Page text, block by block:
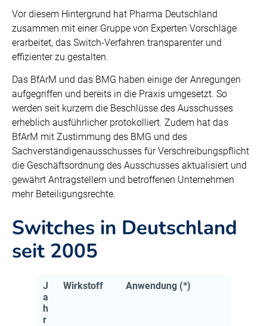
Vor diesem Hintergrund hat Pharma Deutschland
zusammen mit einer Gruppe von Experten Vorschläge
erarbeitet, das Switch-Verfahren transparenter und
effizienter zu gestalten.
Das BfArM und das BMG haben einige der Anregungen
aufgegriffen und bereits in die Praxis umgesetzt. So
werden seit kurzem die Beschlüsse des Ausschusses
erheblich ausführlicher protokolliert. Zudem hat das
BfArM mit Zustimmung des BMG und des
Sachverständigenausschusses für Verschreibungspflicht
die Geschäftsordnung des Ausschusses aktualisiert und
gewährt Antragstellern und betroffenen Unternehmen
mehr Beteiligungsrechte.
Switches in Deutschland
seit 2005
J
a
h
r
Wirkstoff Anwendung (*)